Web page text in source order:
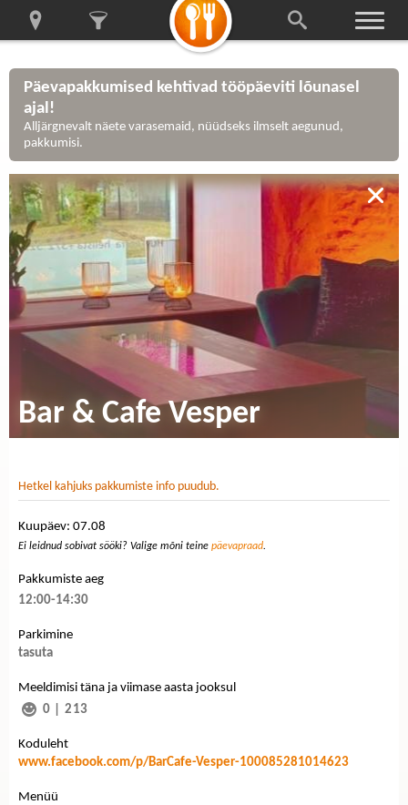
Päevapakkumised kehtivad tööpäeviti lõunasel
ajal!
Alljärgnevalt näete varasemaid, nüüdseks ilmselt aegunud,
pakkumisi.
Bar & Cafe Vesper
Hetkel kahjuks pakkumiste info puudub.
Kuupäev: 07.08
Ei leidnud sobivat sööki? Valige mõni teine päevapraad.
Pakkumiste aeg
12:00-14:30
Parkimine
tasuta
Meeldimisi täna ja viimase aasta jooksul
0
213
Koduleht
www.facebook.com/p/BarCafe-Vesper-100085281014623
Menüü